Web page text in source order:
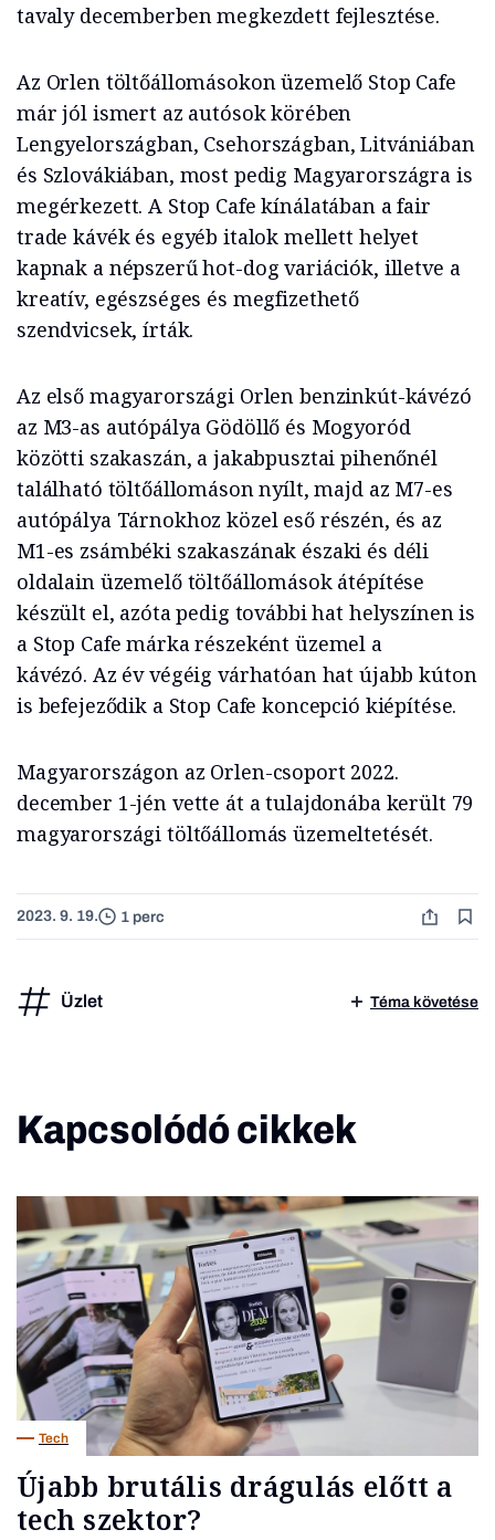
tavaly decemberben megkezdett fejlesztése.
Az Orlen töltőállomásokon üzemelő Stop Cafe
már jól ismert az autósok körében
Lengyelországban, Csehországban, Litvániában
és Szlovákiában, most pedig Magyarországra is
megérkezett. A Stop Cafe kínálatában a fair
trade kávék és egyéb italok mellett helyet
kapnak a népszerű hot-dog variációk, illetve a
kreatív, egészséges és megfizethető
szendvicsek, írták.
Az első magyarországi Orlen benzinkút-kávézó
az M3-as autópálya Gödöllő és Mogyoród
közötti szakaszán, a jakabpusztai pihenőnél
található töltőállomáson nyílt, majd az M7-es
autópálya Tárnokhoz közel eső részén, és az
M1-es zsámbéki szakaszának északi és déli
oldalain üzemelő töltőállomások átépítése
készült el, azóta pedig további hat helyszínen is
a Stop Cafe márka részeként üzemel a
kávézó. Az év végéig várhatóan hat újabb kúton
is befejeződik a Stop Cafe koncepció kiépítése.
Magyarországon az Orlen-csoport 2022.
december 1-jén vette át a tulajdonába került 79
magyarországi töltőállomás üzemeltetését.
2023. 9. 19. 1 perc
Üzlet Téma követése
Kapcsolódó cikkek
Tech
Újabb brutális drágulás előtt a
tech szektor?